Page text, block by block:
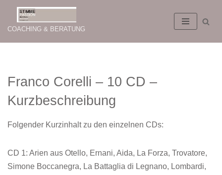
Zum
Inhalt
COACHING & BERATUNG
Franco Corelli – 10 CD –
Kurzbeschreibung
Folgender Kurzinhalt zu den einzelnen CDs:
CD 1: Arien aus Otello, Ernani, Aida, La Forza, Trovatore,
Simone Boccanegra, La Battaglia di Legnano, Lombardi,